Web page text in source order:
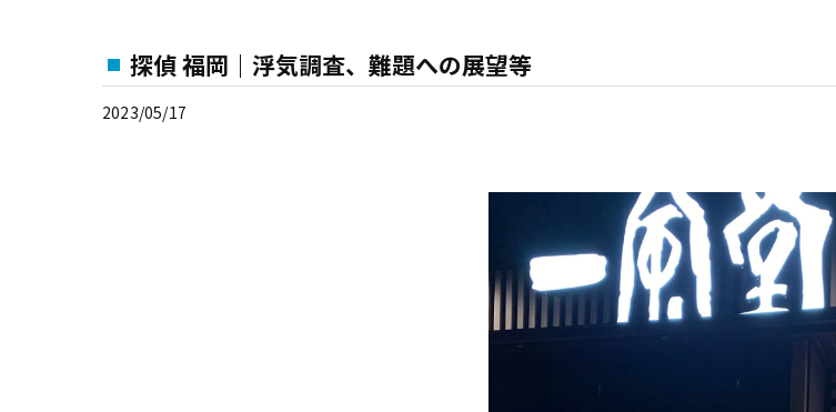
探偵 福岡｜浮気調査、難題への展望等
2023/05/17